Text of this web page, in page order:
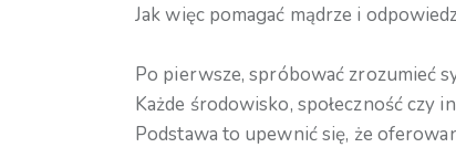
Jak więc pomagać mądrze i
Po pierwsze, spróbować zrozumieć
Każde środowisko, społeczność czy
Podstawa to upewnić się, że